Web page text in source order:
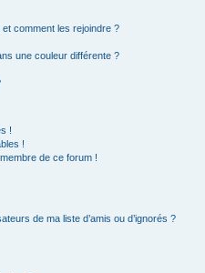
comment les rejoindre ?
une couleur différente ?
!
!
de ce forum !
de ma liste d’amis ou d’ignorés ?